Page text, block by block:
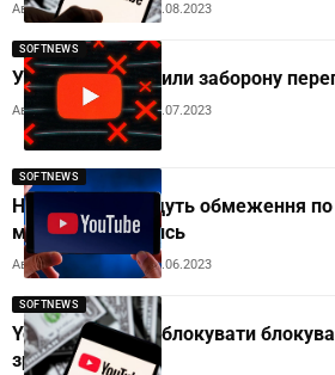
Автор:Andrew Orobets15.08.2023
SOFTNEWS
У YouTube пояснили заборону
Автор: Andrew Orobets01.07.2023
SOFTNEWS
На YouTube введуть обмеження по
можна подивитись
Автор:Andrew Orobets 29.06.2023
SOFTNEWS
YouTube почала блокувати
зразок AdBlock